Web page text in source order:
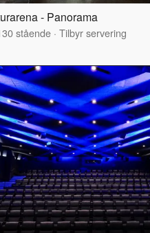
- Panorama
stående · Tilbyr servering